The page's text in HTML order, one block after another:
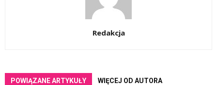
Redakcja
POWIĄZANE ARTYKUŁY WIĘCEJ OD AUTORA